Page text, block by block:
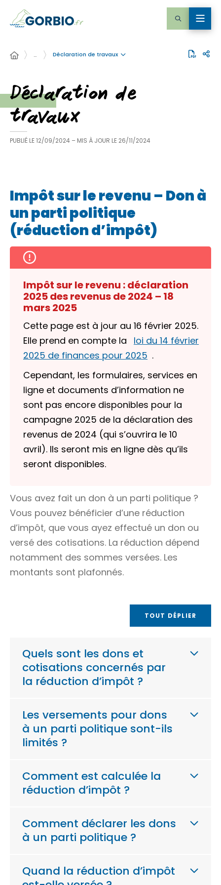
… Déclaration de travaux
Déclaration de
travaux
PUBLIÉ LE12/09/2024 – MIS À JOUR LE 26/11/2024
Impôt sur le revenu – Don à
un parti politique
(réduction d’impôt)
Impôt sur le revenu : déclaration
2025 des revenus de 2024 – 18
mars 2025
Cette page est à jour au 16 février 2025.
Elle prend en compte la
loi du 14 février
2025 de finances pour 2025 .
Cependant, les formulaires, services en
ligne et documents d’information ne
sont pas encore disponibles pour la
campagne 2025 de la déclaration des
revenus de 2024 (qui s’ouvrira le 10
avril). Ils seront mis en ligne dès qu’ils
seront disponibles.
Vous avez fait un don à un parti politique ?
Vous pouvez bénéficier d’une réduction
d’impôt, que vous ayez effectué un don ou
versé des cotisations. La réduction dépend
notamment des sommes versées. Les
montants sont plafonnés.
TOUT DÉPLIER
Quels sont les dons et
cotisations concernés par
la réduction d’impôt ?
Les versements pour dons
à un parti politique sont-ils
limités ?
Comment est calculée la
réduction d’impôt ?
Comment déclarer les dons
à un parti politique ?
Quand la réduction d’impôt